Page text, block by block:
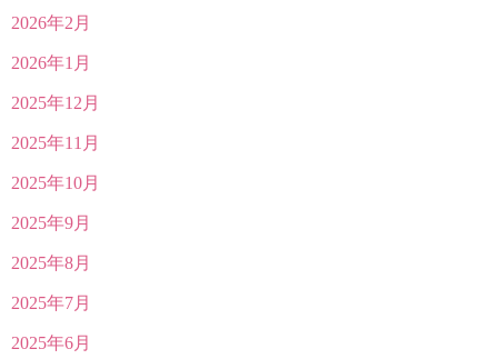
2026年2月
2026年1月
2025年12月
2025年11月
2025年10月
2025年9月
2025年8月
2025年7月
2025年6月